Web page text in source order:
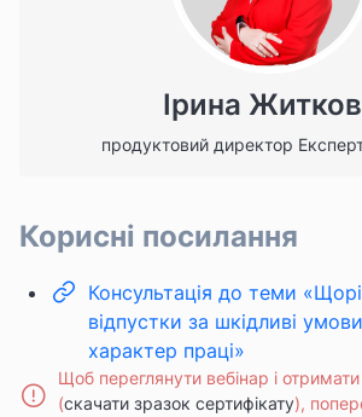
Ірина
продуктовий директор
Корисні посилання
Консультація до теми
відпустки за шкідливі
характер праці»
Щоб переглянути вебінар і
(скачати зразок сертифікату),